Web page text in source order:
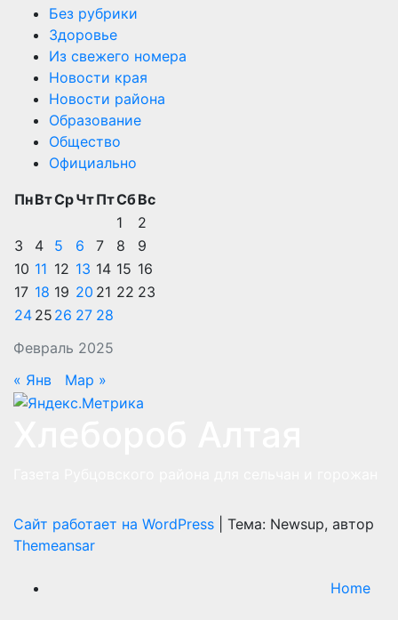
Без рубрики
Здоровье
Из свежего номера
Новости края
Новости района
Образование
Общество
Официально
Февраль 2025
ПнВтСрЧтПтСбВс
1
2
3
4 5 6 7 8
9
10 11 12 13 14 15 16
17 18 19 20 21 22 23
24 25 26 27 28
« Янв Мар »
Сайт работает на WordPress
Тема: Newsup, автор
Themeansar
Home